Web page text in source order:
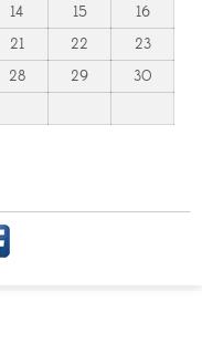
14 15
16
21 22
23
28 29
30